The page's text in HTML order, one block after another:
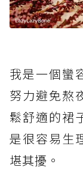
我是一個蠻
努力避免熬
鬆舒適的裙
是很容易生
堪其擾。